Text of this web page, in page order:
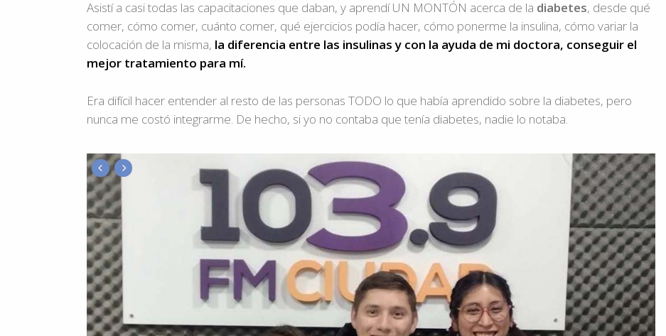
Asistí a casi todas las capacitaciones que daban, y aprendí UN MONTÓN acerca de la diabetes, desde qué
comer, cómo comer, cuánto comer, qué ejercicios podía hacer, cómo ponerme la insulina, cómo variar la
colocación de la misma, la diferencia entre las insulinas y con la ayuda de mi doctora, conseguir el
mejor tratamiento para mí.
Era difícil hacer entender al resto de las personas TODO lo que había aprendido sobre la diabetes, pero
nunca me costó integrarme. De hecho, si yo no contaba que tenía diabetes, nadie lo notaba.